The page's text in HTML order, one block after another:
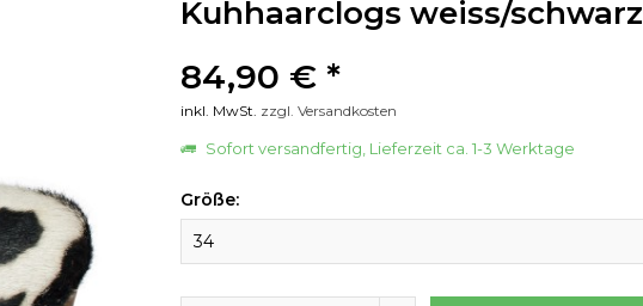
Kuhhaarclogs weiss/schwarz
84,90 € *
inkl. MwSt. zzgl. Versandkosten
Sofort versandfertig, Lieferzeit ca. 1-3 Werktage
Größe: